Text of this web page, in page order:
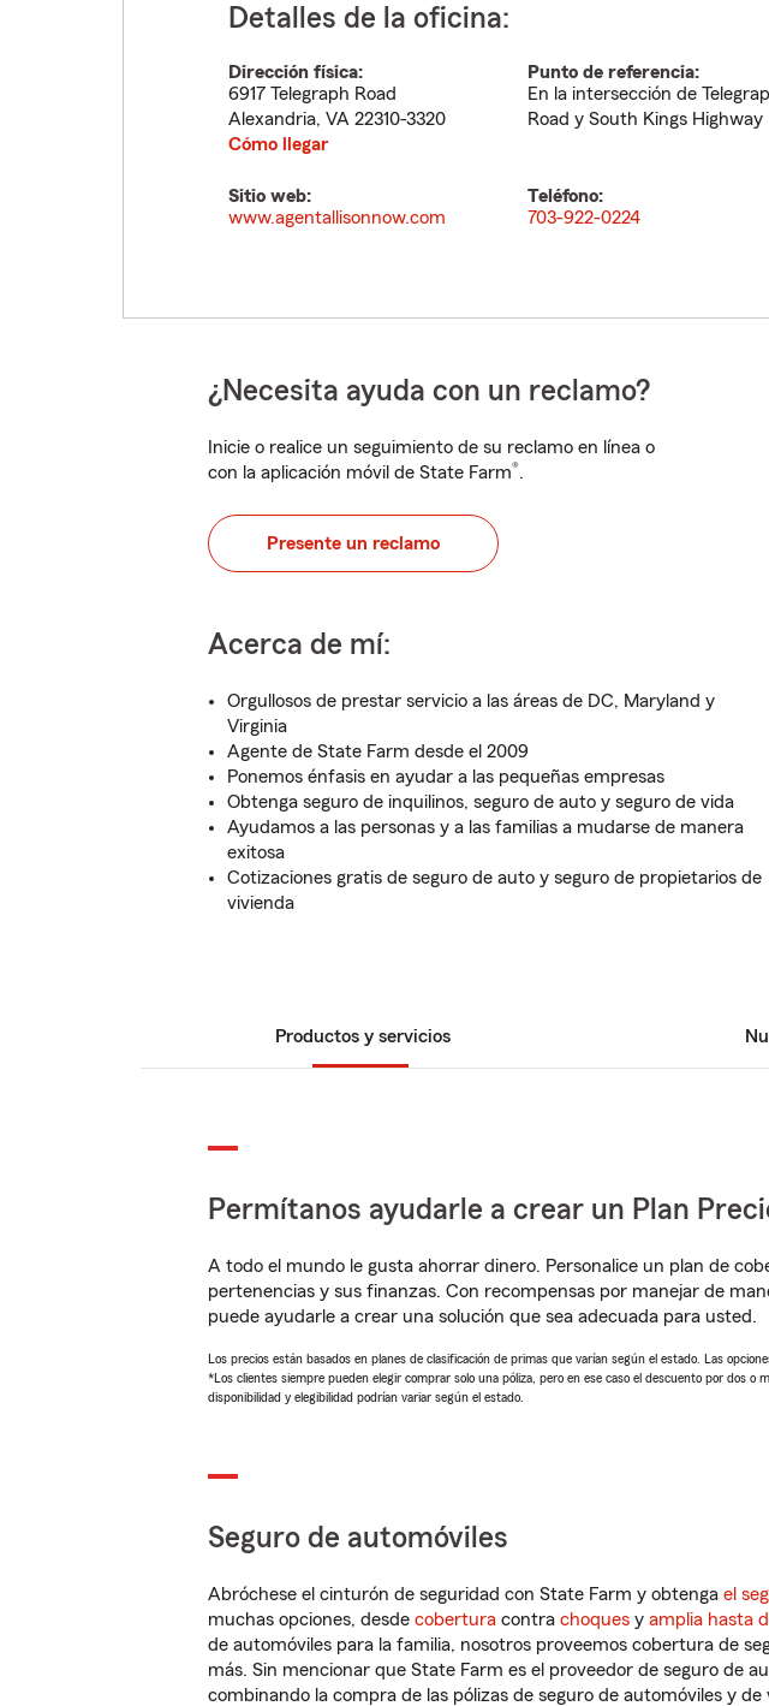
Detalles de la oficina:
Dirección física:
6917 Telegraph Road
Alexandria, VA 22310-3320
Cómo llegar
Punto de referencia:
En la intersección de
Road y South Kings Highway
Sitio web:
www.agentallisonnow.com
Teléfono:
703-922-0224
¿Necesita ayuda con un reclamo?
Inicie o realice un seguimiento de su reclamo en línea o
con la aplicación móvil de State Farm®.
Presente un reclamo
Acerca de mí:
Orgullosos de prestar servicio a las áreas de DC, Maryland y
Virginia
Agente de State Farm desde el 2009
Ponemos énfasis en ayudar a las pequeñas empresas
Obtenga seguro de inquilinos, seguro de auto y seguro de vida
Ayudamos a las personas y a las familias a mudarse de manera
exitosa
Cotizaciones gratis de seguro de auto y seguro de propietarios de
vivienda
Productos y servicios
Permítanos ayudarle a crear un Plan
A todo el mundo le gusta ahorrar dinero. Personalice un plan de
pertenencias y sus finanzas. Con recompensas por manejar de
puede ayudarle a crear una solución que sea adecuada para usted.
Los precios están basados en planes de clasificación de primas que varían según el estado. Las
*Los clientes siempre pueden elegir comprar solo una póliza, pero en ese caso el descuento por dos
disponibilidad y elegibilidad podrían variar según el estado.
Seguro de automóviles
Abróchese el cinturón de seguridad con State Farm y obtenga el
muchas opciones, desde cobertura contra choques y amplia hasta
de automóviles para la familia, nosotros proveemos cobertura de
más. Sin mencionar que State Farm es el proveedor de seguro de
combinando la compra de las pólizas de seguro de automóviles y de